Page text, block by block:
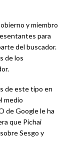
y miembro
para
del buscador.
de los
de este tipo en
medio
de Google le ha
que Pichai
Sesgo y